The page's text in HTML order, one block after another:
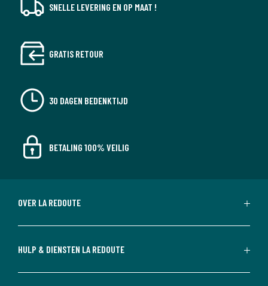
SNELLE LEVERING EN OP MAAT !
GRATIS RETOUR
30 DAGEN BEDENKTIJD
BETALING 100% VEILIG
OVER LA REDOUTE
HULP & DIENSTEN LA REDOUTE